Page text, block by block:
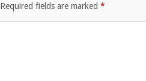
Required fields are marked *